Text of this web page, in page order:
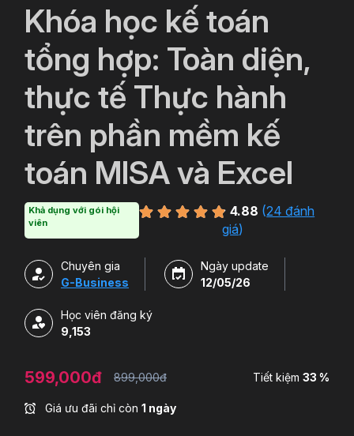
Khóa học kế toán
tổng hợp: Toàn diện,
thực tế Thực hành
trên phần mềm kế
toán MISA và Excel
Khả dụng với gói hội
viên
4.88 (24 đánh
giá)
Chuyên gia
G-Business
Ngày update
12/05/26
Học viên đăng ký
9,153
599,000đ 899,000đ Tiết kiệm 33 %
Giá ưu đãi chỉ còn 1 ngày